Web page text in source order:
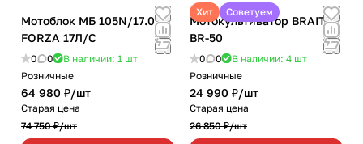
Мотоблок МБ 105N/17.0
FORZA 17Л/С
0 0 В наличии: 1 шт
Розничные
64 980 ₽/шт
Старая цена
74 750 ₽/шт
Хит Советуем
Мотокультиватор BRAIT
BR-50
0 0 В наличии: 4 шт
Розничные
24 990 ₽/шт
Старая цена
26 850 ₽/шт